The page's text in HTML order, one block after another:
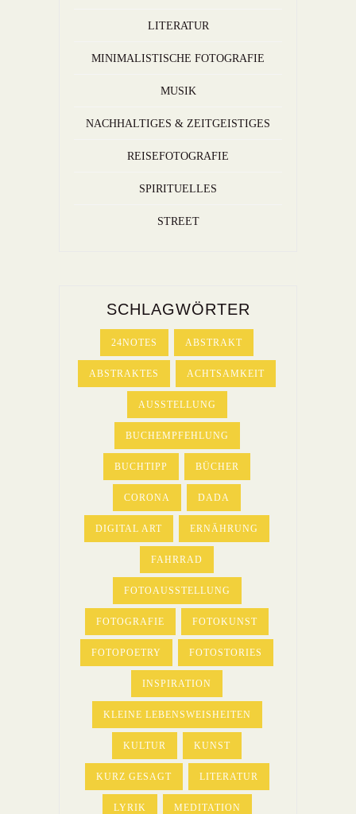
LITERATUR
MINIMALISTISCHE FOTOGRAFIE
MUSIK
NACHHALTIGES & ZEITGEISTIGES
REISEFOTOGRAFIE
SPIRITUELLES
STREET
SCHLAGWÖRTER
24NOTES ABSTRAKT
ABSTRAKTES ACHTSAMKEIT
AUSSTELLUNG
BUCHEMPFEHLUNG
BUCHTIPP BÜCHER
CORONA DADA
DIGITAL ART ERNÄHRUNG
FAHRRAD
FOTOAUSSTELLUNG
FOTOGRAFIE FOTOKUNST
FOTOPOETRY FOTOSTORIES
INSPIRATION
KLEINE LEBENSWEISHEITEN
KULTUR KUNST
KURZ GESAGT LITERATUR
LYRIK MEDITATION